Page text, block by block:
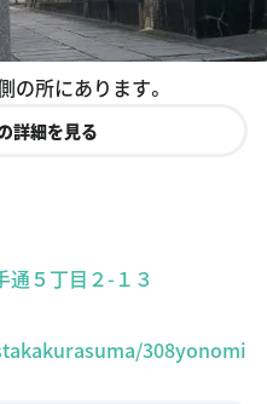
所にあります。
詳細を見る
通５丁目２-１３
308yonomi